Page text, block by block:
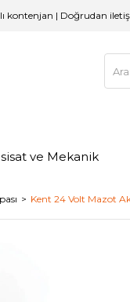
kontenjan | Doğrudan
ve Mekanik
Kent 24 Volt Mazot